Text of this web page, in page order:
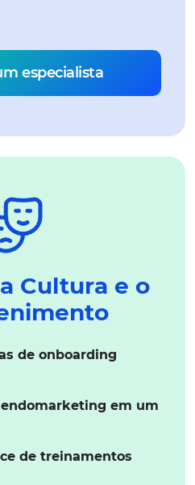
especialista
Cultura e o
de onboarding
em um
de treinamentos